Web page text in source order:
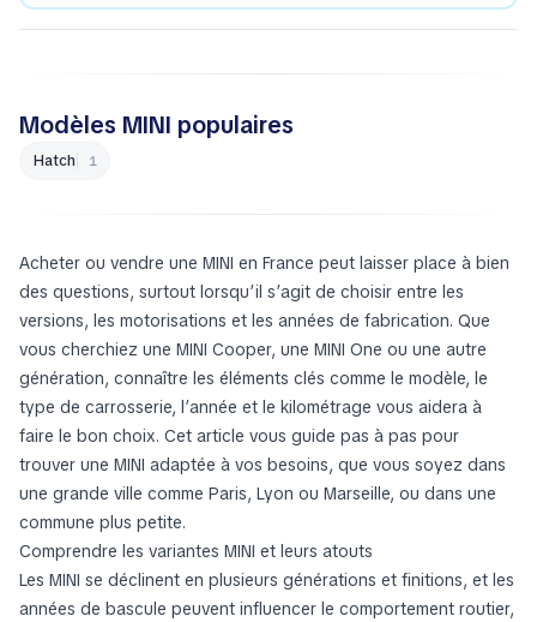
Modèles MINI populaires
Hatch 1
Acheter ou vendre une MINI en France peut laisser place à bien
des questions, surtout lorsqu’il s’agit de choisir entre les
versions, les motorisations et les années de fabrication. Que
vous cherchiez une MINI Cooper, une MINI One ou une autre
génération, connaître les éléments clés comme le modèle, le
type de carrosserie, l’année et le kilométrage vous aidera à
faire le bon choix. Cet article vous guide pas à pas pour
trouver une MINI adaptée à vos besoins, que vous soyez dans
une grande ville comme Paris, Lyon ou Marseille, ou dans une
commune plus petite.
Comprendre les variantes MINI et leurs atouts
Les MINI se déclinent en plusieurs générations et finitions, et les
années de bascule peuvent influencer le comportement routier,